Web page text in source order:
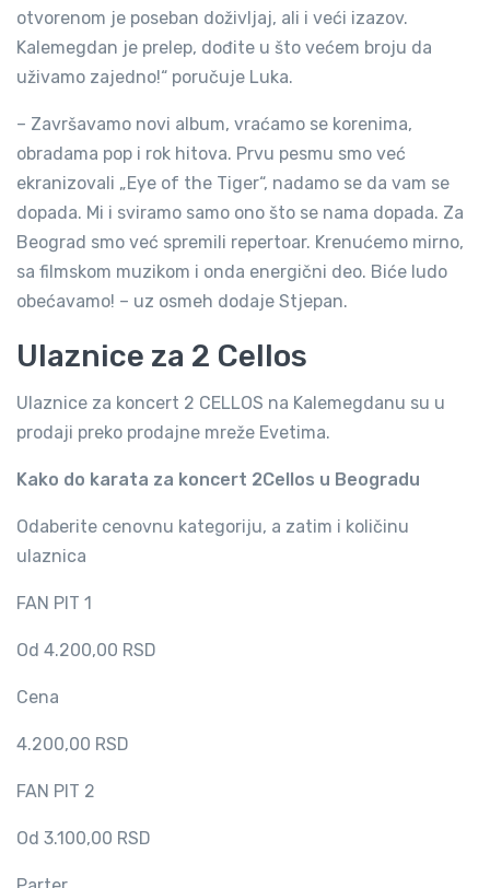
otvorenom je poseban doživljaj, ali i veći izazov.
Kalemegdan je prelep, dođite u što većem broju da
uživamo zajedno!“ poručuje Luka.
– Završavamo novi album, vraćamo se korenima,
obradama pop i rok hitova. Prvu pesmu smo već
ekranizovali „Eye of the Tiger“, nadamo se da vam se
dopada. Mi i sviramo samo ono što se nama dopada. Za
Beograd smo već spremili repertoar. Krenućemo mirno,
sa filmskom muzikom i onda energični deo. Biće ludo
obećavamo! – uz osmeh dodaje Stjepan.
Ulaznice za 2 Cellos
Ulaznice za koncert 2 CELLOS na Kalemegdanu su u
prodaji preko prodajne mreže Evetima.
Kako do karata za koncert 2Cellos u Beogradu
Odaberite cenovnu kategoriju, a zatim i količinu
ulaznica
FAN PIT 1
Od 4.200,00 RSD
Cena
4.200,00 RSD
FAN PIT 2
Od 3.100,00 RSD